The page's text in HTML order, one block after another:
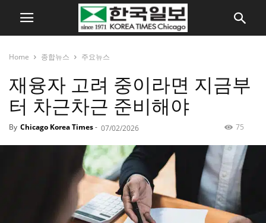
Home 종합뉴스 주요뉴스
재융자 고려 중이라면 지금부
터 차근차근 준비해야
By Chicago Korea Times- 07/02/2026 75